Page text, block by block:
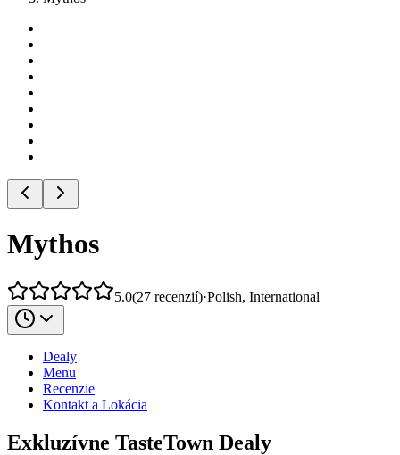
Mythos
5.0(27 recenzií)·Polish, International
Dealy
Menu
Recenzie
Kontakt a Lokácia
Exkluzívne TasteTown Dealy